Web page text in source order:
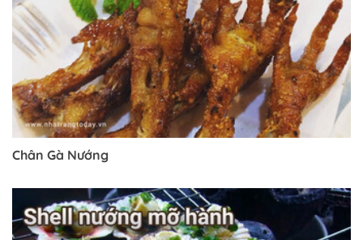
Trở về trang trước đó
Chân Gà Nướng